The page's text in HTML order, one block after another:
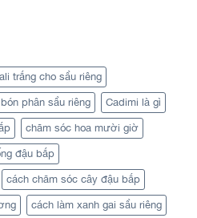
trắng cho sầu riêng
bón phân sầu riêng Cadimi là gì
chăm sóc hoa mười giờ
đậu bắp
cách chăm sóc cây đậu bắp
cách làm xanh gai sầu riêng